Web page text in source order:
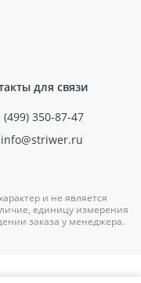
для связи
(499) 350-87-47
info@striwer.ru
и не является
единицу измерения
заказа у менеджера.